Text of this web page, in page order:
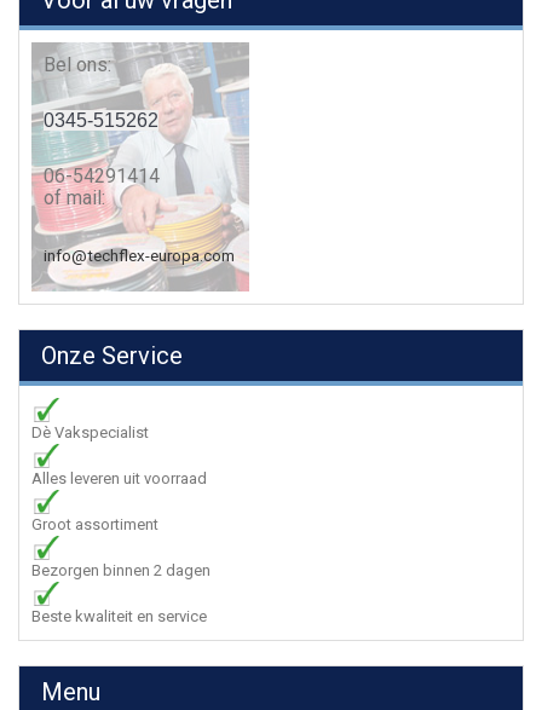
Bel ons:
0345-515262
06-54291414
of mail:
info@techflex-europa.com
Onze Service
Dè Vakspecialist
Alles leveren uit voorraad
Groot assortiment
Bezorgen binnen 2 dagen
Beste kwaliteit en service
Menu